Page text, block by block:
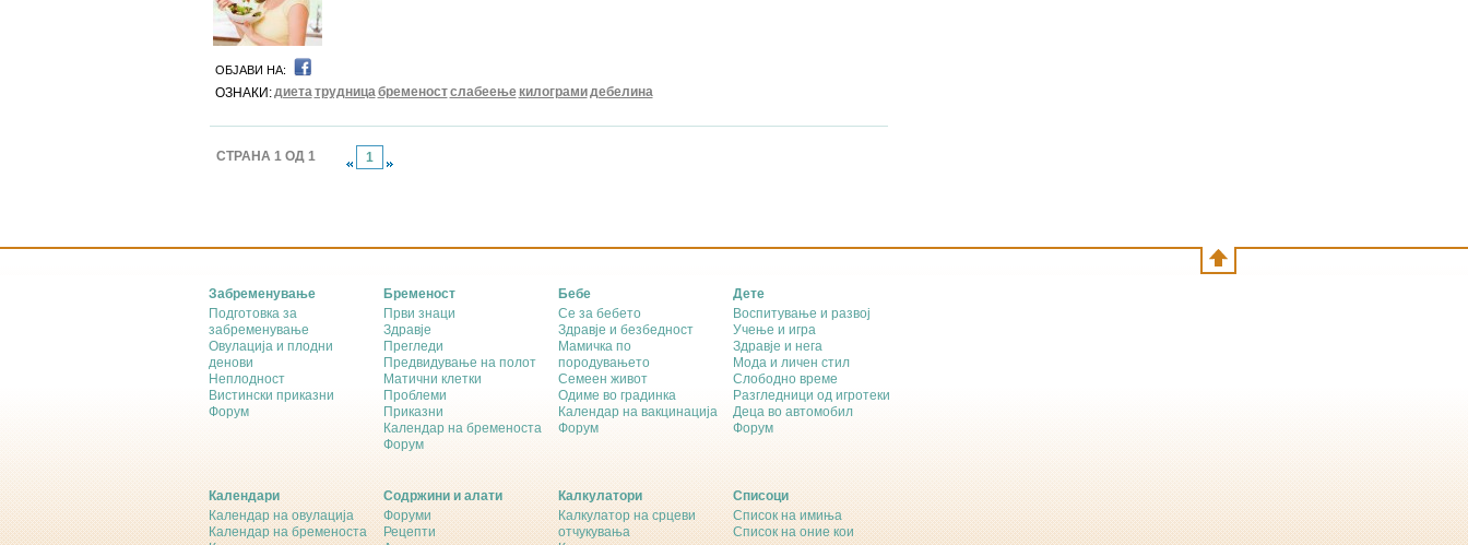
ОБЈАВИ НА:
ОЗНАКИ:диетатрудницабременостслабеење килограмидебелина
СТРАНА 1 ОД 1 1
Забременување
Подготовка за
забременување
Овулација и плодни
денови
Неплодност
Вистински приказни
Форум
Бременост
Први знаци
Здравје
Прегледи
Предвидување на полот
Матични клетки
Проблеми
Приказни
Календар на бременоста
Форум
Бебе
Се за бебето
Здравје и безбедност
Мамичка по
породувањето
Семеен живот
Одиме во градинка
Календар на вакцинација
Форум
Дете
Воспитување и развој
Учење и игра
Здравје и нега
Мода и личен стил
Слободно време
Разгледници од игротеки
Деца во автомобил
Форум
Календари
Календар на овулација
Календар на бременоста
Содржини и алати
Форуми
Рецепти
Калкулатори
Калкулатор на срцеви
отчукувања
Списоци
Список на имиња
Список на оние кои